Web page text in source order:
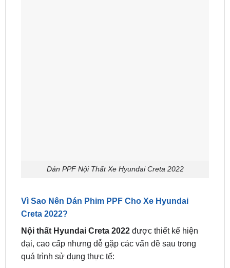
Dán PPF Nội Thất Xe Hyundai Creta 2022
Vì Sao Nên Dán Phim PPF Cho Xe Hyundai
Creta 2022?
Nội thất Hyundai Creta 2022được thiết kế hiện
đại, cao cấp nhưng dễ gặp các vấn đề sau trong
quá trình sử dụng thực tế: